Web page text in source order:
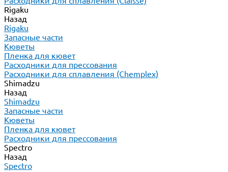
Rigaku
Назад
Rigaku
Запасные части
Кюветы
Пленка для кювет
Расходники для прессования
Расходники для сплавления (Chemplex)
Shimadzu
Назад
Shimadzu
Запасные части
Кюветы
Пленка для кювет
Расходники для прессования
Spectro
Назад
Spectro